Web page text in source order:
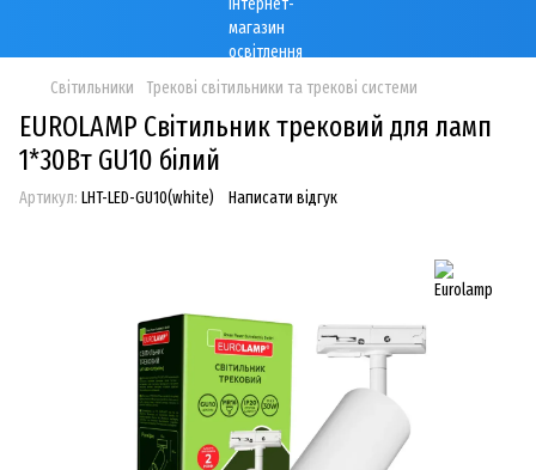
Світильники Трекові світильники та трекові системи
EUROLAMP Світильник трековий для ламп
1*30Вт GU10 білий
Артикул: LHT-LED-GU10(white) Написати відгук